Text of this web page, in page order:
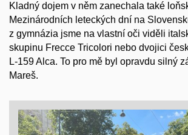
Kladný dojem v něm zanechala také
Mezinárodních leteckých dní na
z gymnázia jsme na vlastní oči viděli
skupinu Frecce Tricolori nebo dvojici
L-159 Alca. To pro mě byl opravdu silný
Mareš.